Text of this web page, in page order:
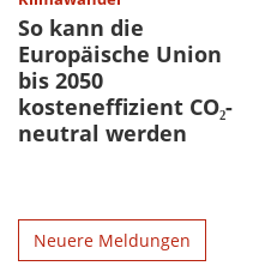
So kann die
Europäische Union
bis 2050
kosteneffizient CO₂-
neutral werden
Neuere Meldungen